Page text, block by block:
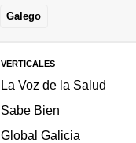
Galego
VERTICALES
La Voz de la Salud
Sabe Bien
Global Galicia